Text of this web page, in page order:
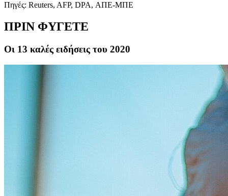
Πηγές: Reuters, AFP, DPA, ΑΠΕ-ΜΠΕ
ΠΡΙΝ ΦΥΓΕΤΕ
Οι 13 καλές ειδήσεις του 2020